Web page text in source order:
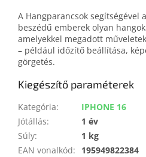
A Hangparancsok segítségével
beszédű emberek olyan
amelyekkel megadott
– például időzítő beállítása,
görgetés.
Kiegészítő paraméterek
Kategória:
IPHONE 16
Jótállás:
1 év
Súly:
1 kg
EAN vonalkód: 195949822384